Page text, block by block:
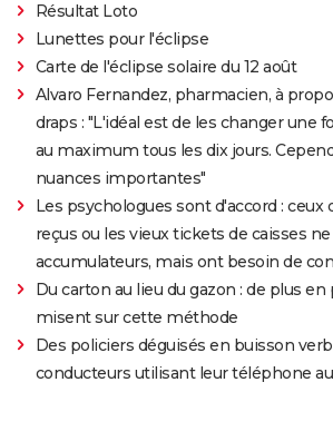
Résultat Loto
Lunettes pour l'éclipse
Carte de l'éclipse solaire du 12 août
Alvaro Fernandez, pharmacien, à
draps : "L'idéal est de les changer une
au maximum tous les dix jours.
nuances importantes"
Les psychologues sont d'accord : ceux
reçus ou les vieux tickets de caisses
accumulateurs, mais ont besoin de
Du carton au lieu du gazon : de plus
misent sur cette méthode
Des policiers déguisés en buisson
conducteurs utilisant leur téléphone